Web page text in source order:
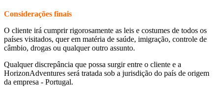
Considerações finais
O cliente irá cumprir rigorosamente as leis e costumes de todos os
países visitados, quer em matéria de saúde, imigração, controle de
câmbio, drogas ou qualquer outro assunto.
Qualquer discrepância que possa surgir entre o cliente e a
HorizonAdventures será tratada sob a jurisdição do país de origem
da empresa - Portugal.